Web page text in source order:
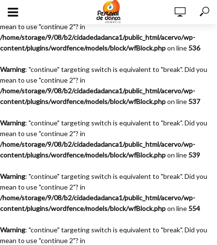
Warning
: "continue" targeting switch is equivalent to "break". Did you
mean to use "continue 2"? in
/home/storage/9/08/b2/cidadedadanca1/public_html/acervo/wp-
content/plugins/wordfence/models/block/wfBlock.phpon line536
Warning: "continue" targeting switch is equivalent to "break". Did you
mean to use "continue 2"? in
/home/storage/9/08/b2/cidadedadanca1/public_html/acervo/wp-
content/plugins/wordfence/models/block/wfBlock.phpon line537
Warning: "continue" targeting switch is equivalent to "break". Did you
mean to use "continue 2"? in
/home/storage/9/08/b2/cidadedadanca1/public_html/acervo/wp-
content/plugins/wordfence/models/block/wfBlock.phpon line539
Warning: "continue" targeting switch is equivalent to "break". Did you
mean to use "continue 2"? in
/home/storage/9/08/b2/cidadedadanca1/public_html/acervo/wp-
content/plugins/wordfence/models/block/wfBlock.phpon line554
Warning: "continue" targeting switch is equivalent to "break". Did you
mean to use "continue 2"? in